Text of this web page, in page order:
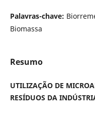
Palavras-chave:
Biomassa
Resumo
UTILIZAÇÃO DE
RESÍDUOS DA